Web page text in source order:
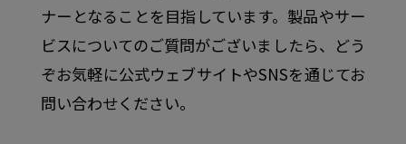
ナーとなることを目指しています。製品やサー
ビスについてのご質問がございましたら、どう
ぞお気軽に公式ウェブサイトやSNSを通じてお
問い合わせください。